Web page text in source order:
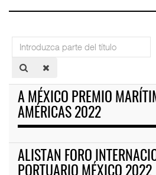
Introduzca
parte
del
A MÉXICO PREMIO
AMÉRICAS 2022
ALISTAN FORO
PORTUARIO MÉXICO 2022